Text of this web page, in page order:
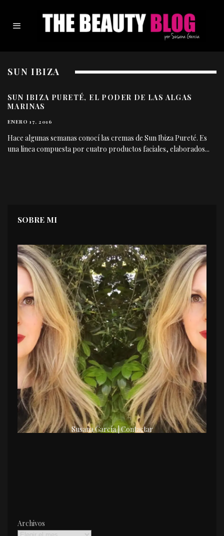
SUN IBIZA
SUN IBIZA PURETÉ, EL PODER DE LAS ALGAS
MARINAS
ENERO 17, 2016
Hace algunas semanas conocí las cremas de Sun Ibiza Pureté. Es
una linea compuesta por cuatro productos faciales, elaborados...
SOBRE MI
Susana García | Contactar
Archivos